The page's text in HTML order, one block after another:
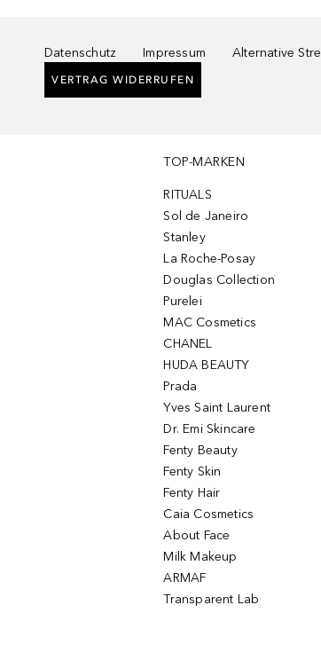
Datenschutz Impressum Alternative
VERTRAG WIDERRUFEN
TOP-MARKEN
RITUALS
Sol de Janeiro
Stanley
La Roche-Posay
Douglas Collection
Purelei
MAC Cosmetics
CHANEL
HUDA BEAUTY
Prada
Yves Saint Laurent
Dr. Emi Skincare
Fenty Beauty
Fenty Skin
Fenty Hair
Caia Cosmetics
About Face
Milk Makeup
ARMAF
Transparent Lab